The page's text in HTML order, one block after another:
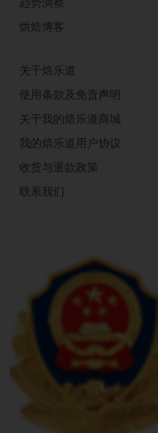
烘焙博客
关于焙乐道
使用条款及免责声明
关于我的焙乐道商城
我的焙乐道用户协议
收货与退款政策
联系我们